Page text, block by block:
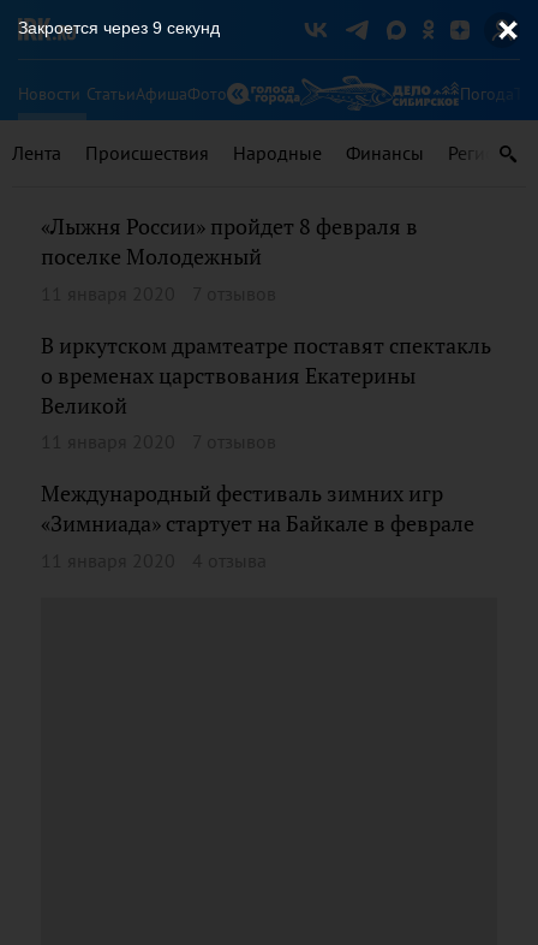
Новости СтатьиАфишаФото Погода
Лента Происшествия Народные Финансы Регионы
«Лыжня России» пройдет 8 февраля в
поселке Молодежный
В иркутском драмтеатре поставят спектакль
о временах царствования Екатерины
Великой
Международный фестиваль зимних игр
«Зимниада» стартует на Байкале в феврале
Закроется через 9 секунд